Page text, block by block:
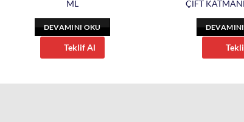
ML
DEVAMINI OKU
Teklif Al
ÇİFT